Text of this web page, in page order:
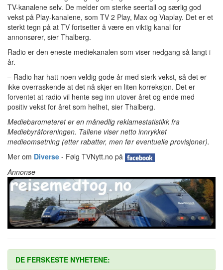
TV-kanalene selv. De melder om sterke seertall og særlig god
vekst på Play-kanalene, som TV 2 Play, Max og Viaplay. Det er et
sterkt tegn på at TV fortsetter å være en viktig kanal for
annonsører, sier Thalberg.
Radio er den eneste mediekanalen som viser nedgang så langt i
år.
– Radio har hatt noen veldig gode år med sterk vekst, så det er
ikke overraskende at det nå skjer en liten korreksjon. Det er
forventet at radio vil hente seg inn utover året og ende med
positiv vekst for året som helhet, sier Thalberg.
Mediebarometeret er en månedlig reklamestatistikk fra
Mediebyråforeningen. Tallene viser netto innrykket
medieomsetning (etter rabatter, men før eventuelle provisjoner).
Mer om Diverse - Følg TVNytt.no på
Annonse
DE FERSKESTE NYHETENE: